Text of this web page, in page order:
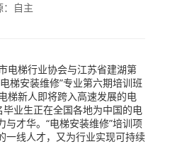
自主
梯行业协会与江苏省建湖第
梯安装维修”专业第六期培训班
梯新人即将跨入高速发展的电
业生正在全国各地为中国的电
才华。“电梯安装维修”培训项
一线人才，又为行业实现可持续